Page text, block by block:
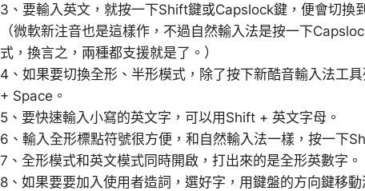
3、要輸入英文，就按一下Shift鍵或Capslock鍵，便會切換
（微軟新注音也是這樣作，不過自然輸入法是按一下
式，換言之，兩種都支援就是了。）
4、如果要切換全形、半形模式，除了按下新酷音輸入法工
+ Space。
5、要快速輸入小寫的英文字，可以用Shift + 英文字母。
6、輸入全形標點符號很方便，和自然輸入法一樣，按一下
7、全形模式和英文模式同時開啟，打出來的是全形英數字。
8、如果要要加入使用者造詞，選好字，用鍵盤的方向鍵移